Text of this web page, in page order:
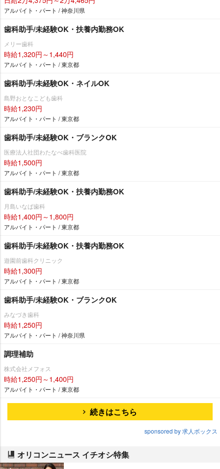
アルバイト・パート / 神奈川県
歯科助手/未経験OK・扶養内勤務OK
メリー歯科
時給1,320円～1,440円
アルバイト・パート / 東京都
歯科助手/未経験OK・ネイルOK
島野おとなこども歯科
時給1,230円
アルバイト・パート / 東京都
歯科助手/未経験OK・ブランクOK
医療法人社団わたなべ歯科医院
時給1,500円
アルバイト・パート / 東京都
歯科助手/未経験OK・扶養内勤務OK
月島いなば歯科
時給1,400円～1,800円
アルバイト・パート / 東京都
歯科助手/未経験OK・扶養内勤務OK
遊園前歯科クリニック
時給1,300円
アルバイト・パート / 東京都
歯科助手/未経験OK・ブランクOK
みなづき歯科
時給1,250円
アルバイト・パート / 神奈川県
調理補助
株式会社メフォス
時給1,250円～1,400円
アルバイト・パート / 東京都
続きはこちら
sponsored by 求人ボックス
オリコンニュース イチオシ特集